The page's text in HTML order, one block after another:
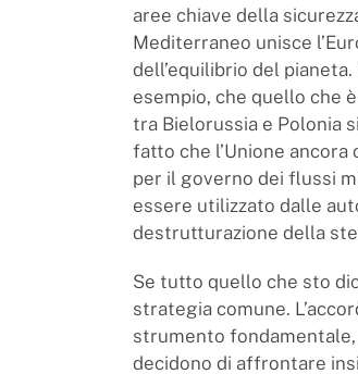
aree chiave della
Mediterraneo unisce
dell’equilibrio del
esempio, che quello che
tra Bielorussia e Polonia
fatto che l’Unione
per il governo dei flussi
essere utilizzato dalle
destrutturazione della
Se tutto quello che sto
strategia comune.
strumento
decidono di affrontare